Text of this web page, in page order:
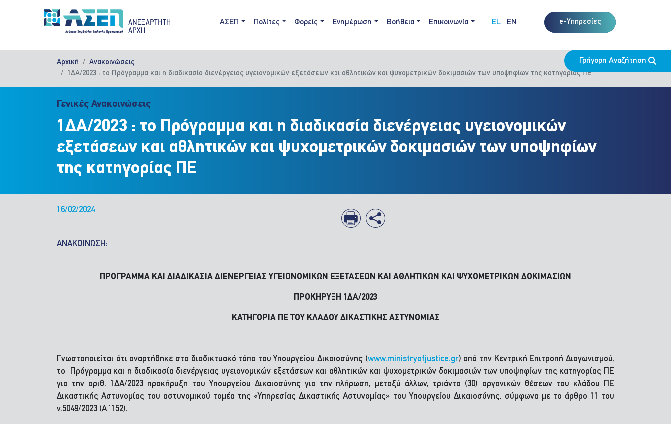
Main navigation
ΑΣΕΠ Πολίτες Φορείς Ενημέρωση Βοήθεια Επικοινωνία EL EN e-Υπηρεσίες
Αρχική
Ανακοινώσεις
1ΔΑ/2023 : το Πρόγραμμα και η διαδικασία διενέργειας υγειονομικών εξετάσεων και αθλητικών και ψυχομετρικών δοκιμασιών των υποψηφίων της κατηγορίας ΠΕ
Γρήγορη Αναζήτηση
Γενικές Ανακοινώσεις
1ΔΑ/2023 : το Πρόγραμμα και η διαδικασία διενέργειας υγειονομικών
εξετάσεων και αθλητικών και ψυχομετρικών δοκιμασιών των υποψηφίων
της κατηγορίας ΠΕ
16/02/2024
ΑΝΑΚΟΙΝΩΣΗ:
ΠΡΟΓΡΑΜΜΑ ΚΑΙ ΔΙΑΔΙΚΑΣΙΑ ΔΙΕΝΕΡΓΕΙΑΣ ΥΓΕΙΟΝΟΜΙΚΩΝ ΕΞΕΤΑΣΕΩΝ ΚΑΙ ΑΘΛΗΤΙΚΩΝ ΚΑΙ ΨΥΧΟΜΕΤΡΙΚΩΝ ΔΟΚΙΜΑΣΙΩΝ
ΠΡΟΚΗΡΥΞΗ 1ΔΑ/2023
ΚΑΤΗΓΟΡΙΑ ΠΕ ΤΟΥ ΚΛΑΔΟΥ ΔΙΚΑΣΤΙΚΗΣ ΑΣΤΥΝΟΜΙΑΣ
Γνωστοποιείται ότι αναρτήθηκε στο διαδικτυακό τόπο του Υπουργείου Δικαιοσύνης (www.ministryofjustice.gr) από την Κεντρική Επιτροπή Διαγωνισμού,
το
Πρόγραμμα και η διαδικασία διενέργειας υγειονομικών εξετάσεων και αθλητικών και ψυχομετρικών δοκιμασιών των υποψηφίων της κατηγορίας ΠΕ
για την αριθ. 1ΔΑ/2023 προκήρυξη του Υπουργείου Δικαιοσύνης για την πλήρωση, μεταξύ άλλων, τριάντα (30) οργανικών θέσεων του κλάδου ΠΕ
Δικαστικής Αστυνομίας του αστυνομικού τομέα της «Υπηρεσίας Δικαστικής Αστυνομίας» του Υπουργείου Δικαιοσύνης, σύμφωνα με το άρθρο 11 του
ν.5049/2023 (Α΄152).